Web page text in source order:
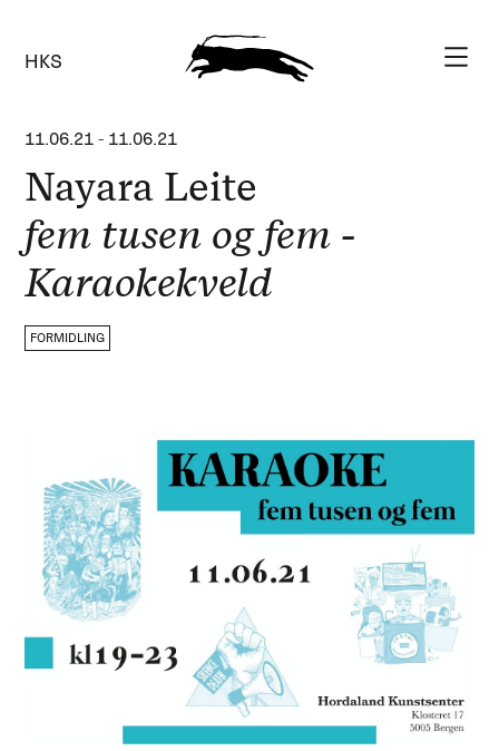
HKS
11.06.21 - 11.06.21
Nayara Leite
fem tusen og fem -
Karaokekveld
FORMIDLING